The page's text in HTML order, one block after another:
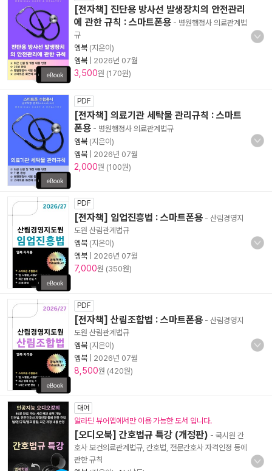
[전자책] 진단용 방사선 발생장치의 안전관리
에 관한 규칙 : 스마트폰용 - 병원행정사 의료관계법
규
엠북 (지은이)
엠북
2026년 07월
3,500원 (170원)
PDF
[전자책] 의료기관 세탁물 관리규칙 : 스마트
폰용 - 병원행정사 의료관계법규
엠북 (지은이)
엠북
2026년 07월
2,000원 (100원)
PDF
[전자책] 임업진흥법 : 스마트폰용 - 산림경영지
도원 산림관계법규
엠북 (지은이)
엠북
2026년 07월
7,000원 (350원)
PDF
[전자책] 산림조합법 : 스마트폰용 - 산림경영지
도원 산림관계법규
엠북 (지은이)
엠북
2026년 07월
8,500원 (420원)
대여
알라딘 뷰어앱에서만 이용 가능한 도서 입니다.
[오디오북] 간호법규 특강 (개정판) - 국시원 간
호사 보건의료관계법규, 간호법, 전문간호사 자격인정 등에
관한 규칙